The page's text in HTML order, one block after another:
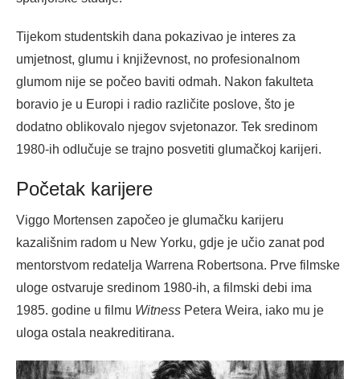
Tijekom studentskih dana pokazivao je interes za
umjetnost, glumu i književnost, no profesionalnom
glumom nije se počeo baviti odmah. Nakon fakulteta
boravio je u Europi i radio različite poslove, što je
dodatno oblikovalo njegov svjetonazor. Tek sredinom
1980-ih odlučuje se trajno posvetiti glumačkoj karijeri.
Početak karijere
Viggo Mortensen započeo je glumačku karijeru
kazališnim radom u New Yorku, gdje je učio zanat pod
mentorstvom redatelja Warrena Robertsona. Prve filmske
uloge ostvaruje sredinom 1980-ih, a filmski debi ima
1985. godine u filmu Witness Petera Weira, iako mu je
uloga ostala neakreditirana.